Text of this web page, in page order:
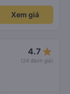
Xem giá
4.7 star_rate
(24 đánh giá)